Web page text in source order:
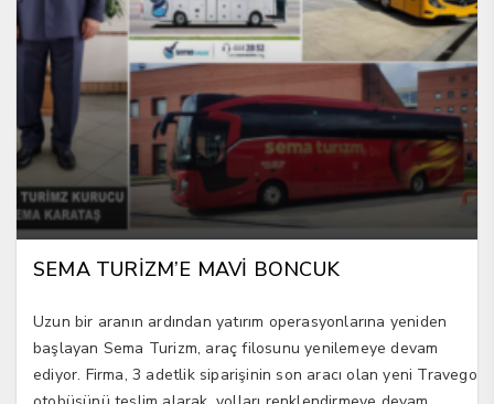
SEMA TURİZM’E MAVİ BONCUK
Uzun bir aranın ardından yatırım operasyonlarına yeniden
başlayan Sema Turizm, araç filosunu yenilemeye devam
ediyor. Firma, 3 adetlik siparişinin son aracı olan yeni Travego